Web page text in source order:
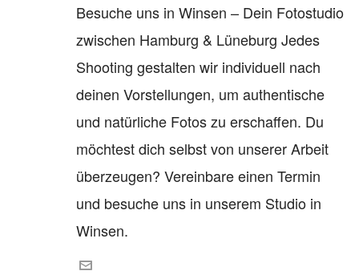
Besuche uns in Winsen – Dein Fotostudio
zwischen Hamburg & Lüneburg Jedes
Shooting gestalten wir individuell nach
deinen Vorstellungen, um authentische
und natürliche Fotos zu erschaffen. Du
möchtest dich selbst von unserer Arbeit
überzeugen? Vereinbare einen Termin
und besuche uns in unserem Studio in
Winsen.